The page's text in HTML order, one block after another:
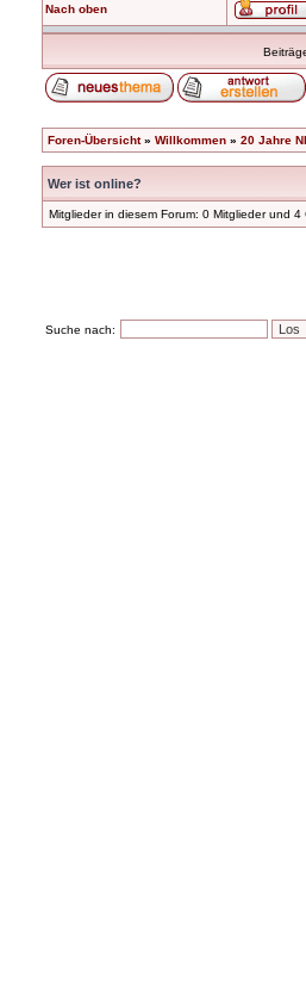
Nach oben
Foren-Übersicht» Willkommen » 20 Jahre
Wer ist online?
Mitglieder in diesem Forum: 0 Mitglieder und 4
Suche nach: